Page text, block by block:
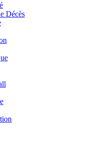
Décès